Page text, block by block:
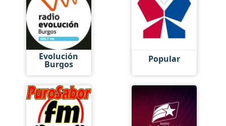
Evolución
Burgos Popular